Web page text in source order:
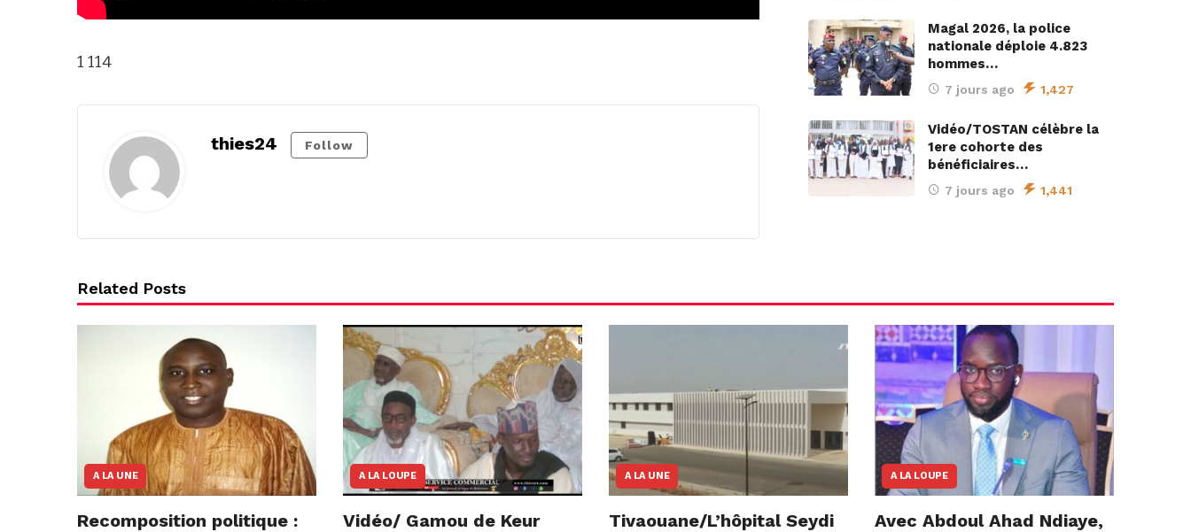
1 114
thies24 Follow
Magal 2026, la police
nationale déploie 4.823
hommes…
7 jours ago 1,427
Vidéo/TOSTAN célèbre la
1ere cohorte des
bénéficiaires…
7 jours ago 1,441
Related Posts
A LA UNE
Recomposition politique :
A LA LOUPE
Vidéo/ Gamou de Keur
A LA UNE
Tivaouane/L’hôpital Seydi
A LA LOUPE
Avec Abdoul Ahad Ndiaye,